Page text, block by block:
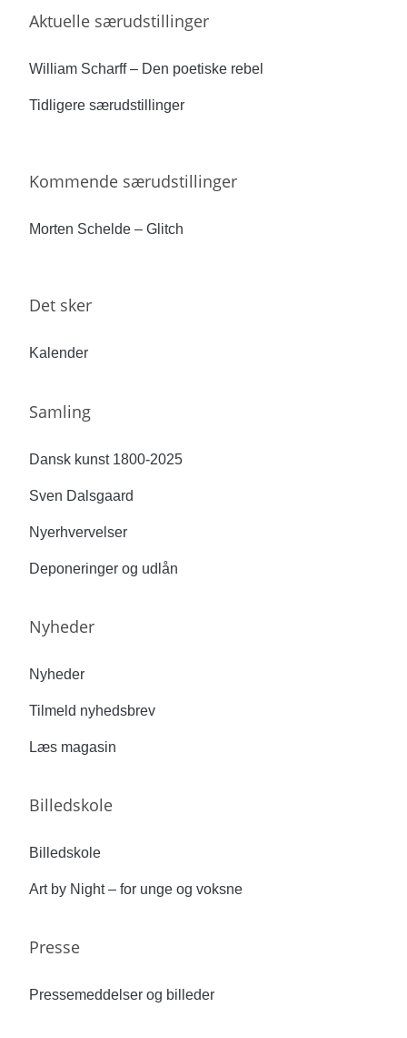
Aktuelle særudstillinger
William Scharff – Den poetiske rebel
Tidligere særudstillinger
Kommende særudstillinger
Morten Schelde – Glitch
Det sker
Kalender
Samling
Dansk kunst 1800-2025
Sven Dalsgaard
Nyerhvervelser
Deponeringer og udlån
Nyheder
Nyheder
Tilmeld nyhedsbrev
Læs magasin
Billedskole
Billedskole
Art by Night – for unge og voksne
Presse
Pressemeddelser og billeder